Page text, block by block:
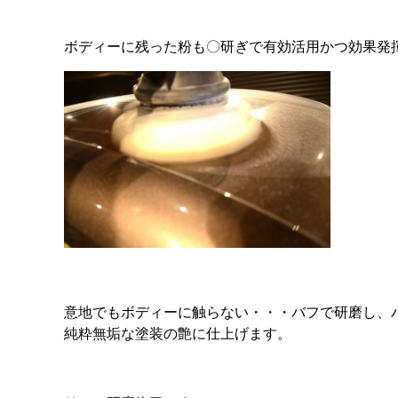
ボディーに残った粉も〇研ぎで有効活用かつ効果発
意地でもボディーに触らない・・・バフで研磨し、
純粋無垢な塗装の艶に仕上げます。